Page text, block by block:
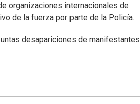
organizaciones internacionales de
de la fuerza por parte de la Policía.
desapariciones de manifestantes